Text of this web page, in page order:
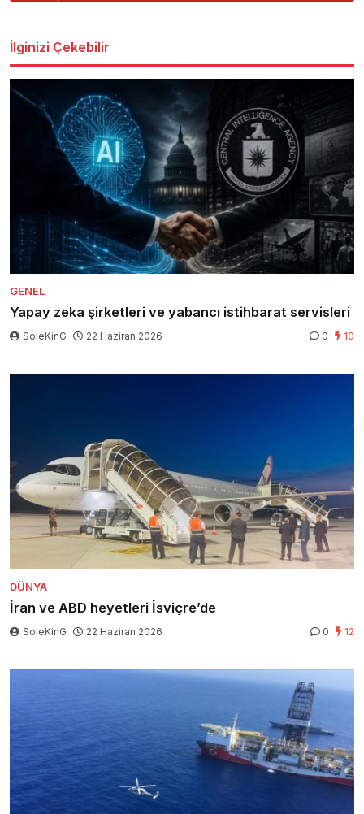
İlginizi Çekebilir
GENEL
Yapay zeka şirketleri ve yabancı istihbarat servisleri
SoleKinG 22 Haziran 2026 0 10
DÜNYA
İran ve ABD heyetleri İsviçre’de
SoleKinG 22 Haziran 2026 0 12